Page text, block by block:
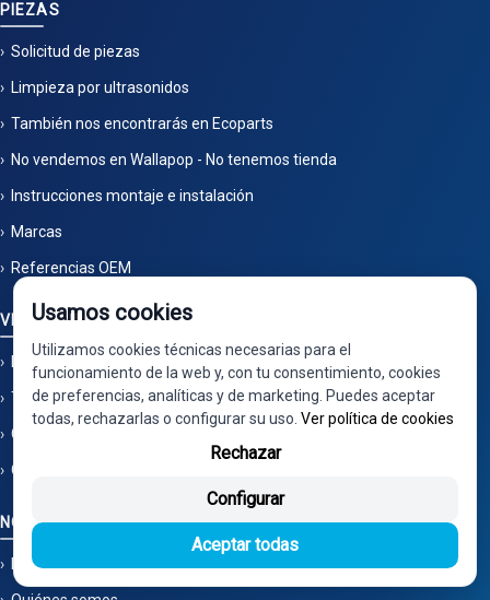
PIEZAS
Solicitud de piezas
Limpieza por ultrasonidos
También nos encontrarás en Ecoparts
No vendemos en Wallapop - No tenemos tienda
Instrucciones montaje e instalación
Marcas
Referencias OEM
VEHÍCULOS Y SERVICIOS
Talleres asociados
Garantías y devoluciones
Colaboración Rideon Pamplona
NOSOTROS
Mapa del sitio
Usamos cookies
Utilizamos cookies técnicas necesarias para el
funcionamiento de la web y, con tu consentimiento, cookies
de preferencias, analíticas y de marketing. Puedes aceptar
todas, rechazarlas o configurar su uso. Ver política de cookies
Rechazar
Configurar
Aceptar todas